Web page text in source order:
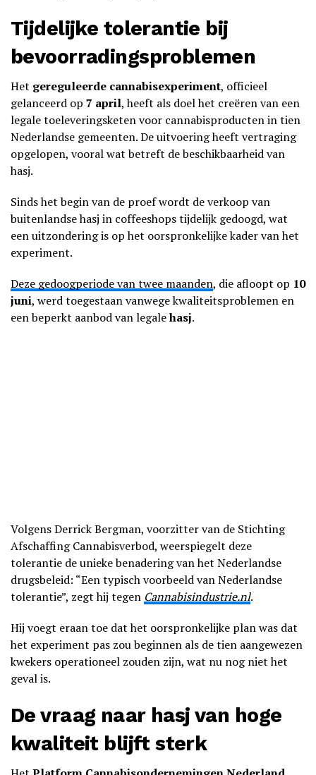
Tijdelijke tolerantie bij
bevoorradingsproblemen
Het gereguleerde cannabisexperiment, officieel
gelanceerd op 7 april, heeft als doel het creëren van een
legale toeleveringsketen voor cannabisproducten in tien
Nederlandse gemeenten. De uitvoering heeft vertraging
opgelopen, vooral wat betreft de beschikbaarheid van
hasj.
Sinds het begin van de proef wordt de verkoop van
buitenlandse hasj in coffeeshops tijdelijk gedoogd, wat
een uitzondering is op het oorspronkelijke kader van het
experiment.
Deze gedoogperiode van twee maanden, die afloopt op 10
juni, werd toegestaan vanwege kwaliteitsproblemen en
een beperkt aanbod van legalehasj.
Volgens Derrick Bergman, voorzitter van de Stichting
Afschaffing Cannabisverbod, weerspiegelt deze
tolerantie de unieke benadering van het Nederlandse
drugsbeleid: “Een typisch voorbeeld van Nederlandse
tolerantie”, zegt hij tegen Cannabisindustrie.nl.
Hij voegt eraan toe dat het oorspronkelijke plan was dat
het experiment pas zou beginnen als de tien aangewezen
kwekers operationeel zouden zijn, wat nu nog niet het
geval is.
De vraag naar hasj van hoge
kwaliteit blijft sterk